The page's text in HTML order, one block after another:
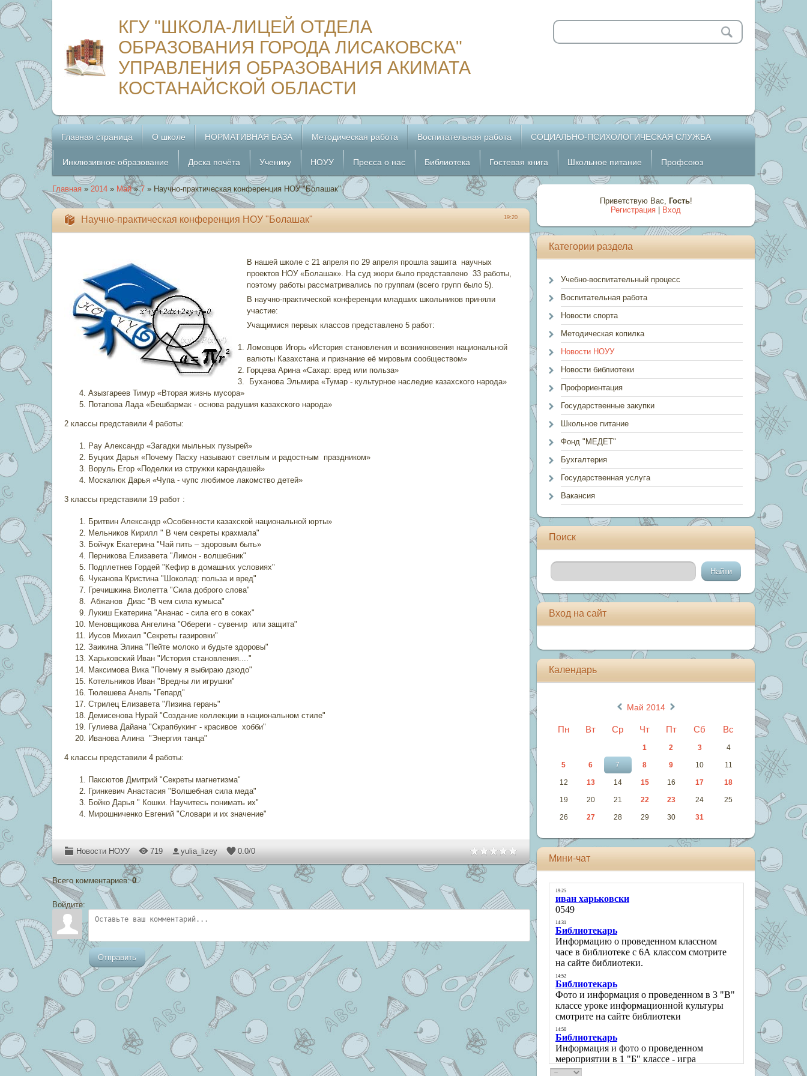
КГУ "ШКОЛА-ЛИЦЕЙ ОТДЕЛА
ОБРАЗОВАНИЯ ГОРОДА ЛИСАКОВСКА"
УПРАВЛЕНИЯ ОБРАЗОВАНИЯ АКИМАТА
КОСТАНАЙСКОЙ ОБЛАСТИ
Главная страница О школе НОРМАТИВНАЯ БАЗА Методическая работа Воспитательная работа СОЦИАЛЬНО-ПСИХОЛОГИЧЕСКАЯ СЛУЖБА
Инклюзивное образование Доска почёта Ученику НОУУ Пресса о нас Библиотека Гостевая книга Школьное питание Профсоюз
Главная » 2014 » Май » 7 » Научно-практическая конференция НОУ "Болашак"
19:20
Научно-практическая конференция НОУ "Болашак"
В нашей школе с 21 апреля по 29 апреля прошла зашита научных
проектов НОУ «Болашак». На суд жюри было представлено 33 работы,
поэтому работы рассматривались по группам (всего групп было 5).
В научно-практической конференции младших школьников приняли
участие:
Учащимися первых классов представлено 5 работ:
Ломовцов Игорь «История становления и возникновения национальной
валюты Казахстана и признание её мировым сообществом»
Горцева Арина «Сахар: вред или польза»
Буханова Эльмира «Тумар - культурное наследие казахского народа»
Азызгареев Тимур «Вторая жизнь мусора»
Потапова Лада «Бешбармак - основа радушия казахского народа»
2 классы представили 4 работы:
Рау Александр «Загадки мыльных пузырей»
Буцких Дарья «Почему Пасху называют светлым и радостным праздником»
Воруль Егор «Поделки из стружки карандашей»
Москалюк Дарья «Чупа - чупс любимое лакомство детей»
3 классы представили 19 работ :
Бритвин Александр «Особенности казахской национальной юрты»
Мельников Кирилл " В чем секреты крахмала"
Бойчук Екатерина "Чай пить – здоровым быть»
Перникова Елизавета "Лимон - волшебник"
Подплетнев Гордей "Кефир в домашних условиях"
Чуканова Кристина "Шоколад: польза и вред"
Гречишкина Виолетта "Сила доброго слова"
Абжанов Диас "В чем сила кумыса"
Лукиш Екатерина "Ананас - сила его в соках"
Меновщикова Ангелина "Обереги - сувенир или защита"
Иусов Михаил "Секреты газировки"
Заикина Элина "Пейте молоко и будьте здоровы"
Харьковский Иван "История становления...."
Максимова Вика "Почему я выбираю дзюдо"
Котельников Иван "Вредны ли игрушки"
Тюлешева Анель "Гепард"
Стрилец Елизавета "Лизина герань"
Демисенова Нурай "Создание коллекции в национальном стиле"
Гулиева Дайана "Скрапбукинг - красивое хобби"
Иванова Алина "Энергия танца"
4 классы представили 4 работы:
Паксютов Дмитрий "Секреты магнетизма"
Гринкевич Анастасия "Волшебная сила меда"
Бойко Дарья " Кошки. Научитесь понимать их"
Мирошниченко Евгений "Словари и их значение"
Новости НОУУ 719 yulia_lizey 0.0/0
Всего комментариев:0
Войдите:
Отправить
Приветствую Вас, Гость!
Регистрация
Вход
Категории раздела
Учебно-воспитательный процесс
Воспитательная работа
Новости спорта
Методическая копилка
Новости НОУУ
Новости библиотеки
Профориентация
Государственные закупки
Школьное питание
Фонд "МЕДЕТ"
Бухгалтерия
Государственная услуга
Вакансия
Поиск
Вход на сайт
Календарь
« Май 2014 »
Пн Вт Ср Чт Пт Сб Вс
1 2 3 4
5 6 7 8 9 10 11
12 13 14 15 16 17 18
19 20 21 22 23 24 25
26 27 28 29 30 31
Мини-чат